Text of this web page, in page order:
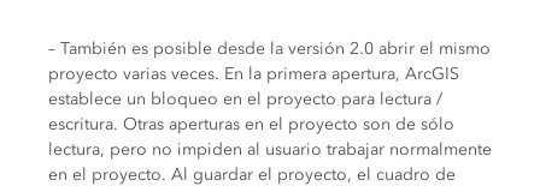
– También es posible desde la versión 2.0 abrir el mismo
proyecto varias veces. En la primera apertura, ArcGIS
establece un bloqueo en el proyecto para lectura /
escritura. Otras aperturas en el proyecto son de sólo
lectura, pero no impiden al usuario trabajar normalmente
en el proyecto. Al guardar el proyecto, el cuadro de